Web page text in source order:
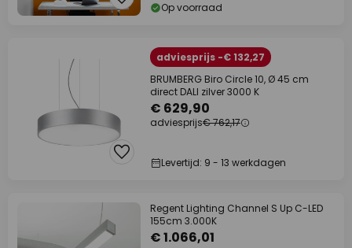
Op voorraad
adviesprijs -€ 132,27
BRUMBERG Biro Circle 10, Ø 45 cm
direct DALI zilver 3000 K
€ 629,90
adviesprijs€ 762,17
Levertijd: 9 - 13 werkdagen
Regent Lighting Channel S Up C-LED
155cm 3.000K
€ 1.066,01